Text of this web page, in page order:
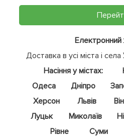
Доставка в усі міста і
Насіння у містах:
Одеса
Дніпро
Херсон
Львів
Луцьк
Миколаїв
Рівне
Суми